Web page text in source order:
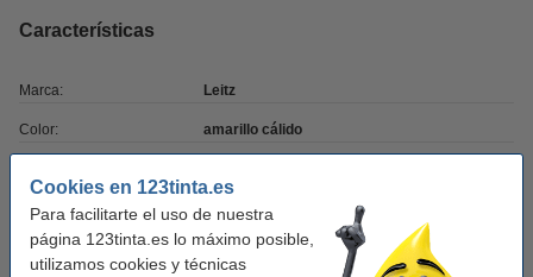
Cookies en 123tinta.es
Para facilitarte el uso de nuestra
página 123tinta.es lo máximo posible,
utilizamos cookies y técnicas
Características
Marca: Leitz
Color: amarillo cálido
Material: cartón
Tamaño papel: A4